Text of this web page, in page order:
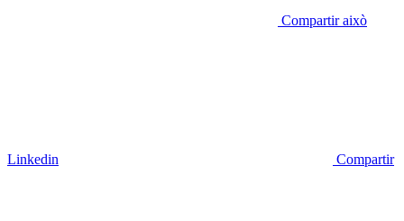
Compartir això
Linkedin Compartir